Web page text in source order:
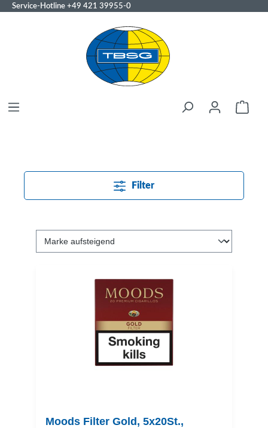
Service-Hotline +49 421 39955-0
Filter
Moods Filter Gold, 5x20St.,